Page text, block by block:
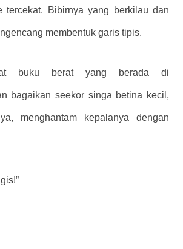
tercekat. Bibirnya yang berkilau dan
membentuk garis tipis.
buku berat yang berada di
bagaikan seekor singa betina kecil,
menghantam kepalanya dengan